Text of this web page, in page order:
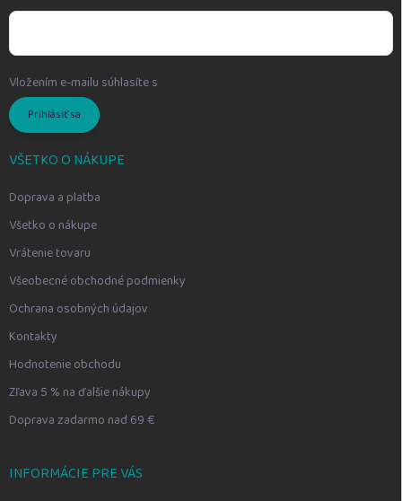
Vložením e-mailu súhlasíte s
Prihlásiť sa
VŠETKO O NÁKUPE
Doprava a platba
Všetko o nákupe
Vrátenie tovaru
Všeobecné obchodné podmienky
Ochrana osobných údajov
Kontakty
Hodnotenie obchodu
Zľava 5 % na ďalšie nákupy
Doprava zadarmo nad 69 €
INFORMÁCIE PRE VÁS